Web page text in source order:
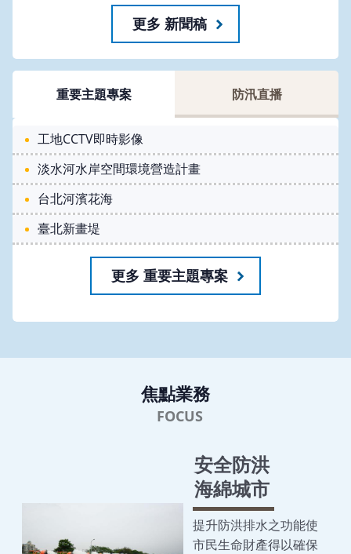
更多 新聞稿
重要主題專案 防汛直播
工地CCTV即時影像
淡水河水岸空間環境營造計畫
台北河濱花海
臺北新畫堤
更多 重要主題專案
焦點業務
安全防洪
海綿城市
提升防洪排水之功能使
市民生命財產得以確保